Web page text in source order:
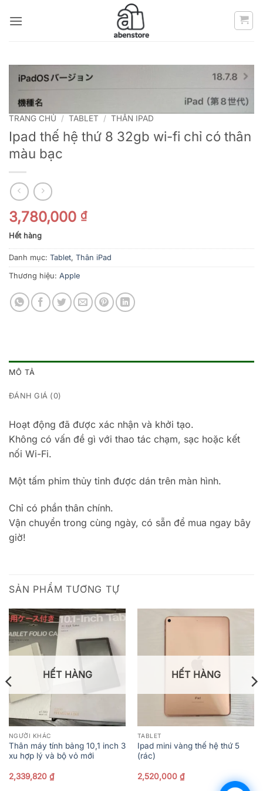
qua
TRANG CHỦ / TABLET / THÂN IPAD
Ipad thế hệ thứ 8 32gb wi-fi chỉ có thân
màu bạc
3,780,000 ₫
Hết hàng
Danh mục: Tablet, Thân iPad
Thương hiệu: Apple
MÔ TẢ
ĐÁNH GIÁ (0)
Hoạt động đã được xác nhận và khởi tạo.
Không có vấn đề gì với thao tác chạm, sạc hoặc kết
nối Wi-Fi.
Một tấm phim thủy tinh được dán trên màn hình.
Chỉ có phần thân chính.
Vận chuyển trong cùng ngày, có sẵn để mua ngay bây
giờ!
SẢN PHẨM TƯƠNG TỰ
HẾT HÀNG
NGƯỜI KHÁC
Thân máy tính bảng 10,1 inch 3
xu hợp lý và bộ vỏ mới
2,339,820 ₫
HẾT HÀNG
TABLET
Ipad mini vàng thế hệ thứ 5
(rác)
2,520,000 ₫